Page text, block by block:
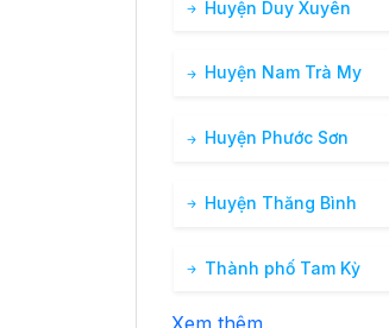
Huyện Duy Xuyên
Huyện Nam Trà My
Huyện Phước Sơn
Huyện Thăng Bình
Thành phố Tam Kỳ